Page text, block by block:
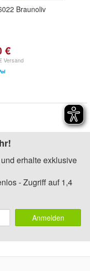
Braunoliv
€
Versand
erhalte exklusive
- Zugriff auf 1,4
Anmelden